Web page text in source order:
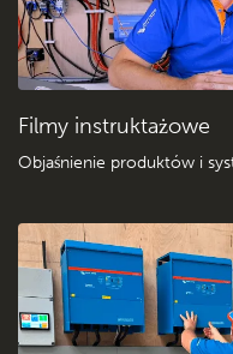
Filmy instruktażowe
Objaśnienie produktów i